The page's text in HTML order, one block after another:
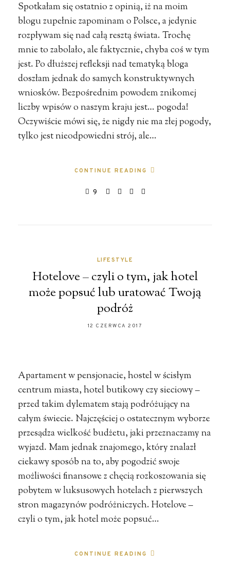
Spotkałam się ostatnio z opinią, iż na moim
blogu zupełnie zapominam o Polsce, a jedynie
rozpływam się nad całą resztą świata. Trochę
mnie to zabolało, ale faktycznie, chyba coś w tym
jest. Po dłuższej refleksji nad tematyką bloga
doszłam jednak do samych konstruktywnych
wniosków. Bezpośrednim powodem znikomej
liczby wpisów o naszym kraju jest… pogoda!
Oczywiście mówi się, że nigdy nie ma złej pogody,
tylko jest nieodpowiedni strój, ale…
CONTINUE READING
9
LIFESTYLE
Hotelove – czyli o tym, jak hotel
może popsuć lub uratować Twoją
podróż
12 CZERWCA 2017
Apartament w pensjonacie, hostel w ścisłym
centrum miasta, hotel butikowy czy sieciowy –
przed takim dylematem stają podróżujący na
całym świecie. Najczęściej o ostatecznym wyborze
przesądza wielkość budżetu, jaki przeznaczamy na
wyjazd. Mam jednak znajomego, który znalazł
ciekawy sposób na to, aby pogodzić swoje
możliwości finansowe z chęcią rozkoszowania się
pobytem w luksusowych hotelach z pierwszych
stron magazynów podróżniczych. Hotelove –
czyli o tym, jak hotel może popsuć…
CONTINUE READING